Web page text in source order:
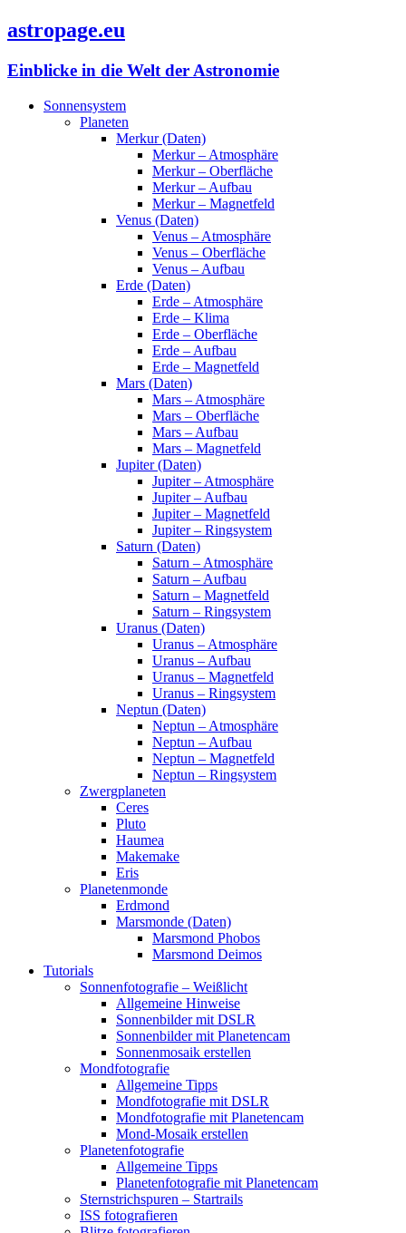
astropage.eu
Einblicke in die Welt der Astronomie
Sonnensystem
Planeten
Merkur (Daten)
Merkur – Atmosphäre
Merkur – Oberfläche
Merkur – Aufbau
Merkur – Magnetfeld
Venus (Daten)
Venus – Atmosphäre
Venus – Oberfläche
Venus – Aufbau
Erde (Daten)
Erde – Atmosphäre
Erde – Klima
Erde – Oberfläche
Erde – Aufbau
Erde – Magnetfeld
Mars (Daten)
Mars – Atmosphäre
Mars – Oberfläche
Mars – Aufbau
Mars – Magnetfeld
Jupiter (Daten)
Jupiter – Atmosphäre
Jupiter – Aufbau
Jupiter – Magnetfeld
Jupiter – Ringsystem
Saturn (Daten)
Saturn – Atmosphäre
Saturn – Aufbau
Saturn – Magnetfeld
Saturn – Ringsystem
Uranus (Daten)
Uranus – Atmosphäre
Uranus – Aufbau
Uranus – Magnetfeld
Uranus – Ringsystem
Neptun (Daten)
Neptun – Atmosphäre
Neptun – Aufbau
Neptun – Magnetfeld
Neptun – Ringsystem
Zwergplaneten
Ceres
Pluto
Haumea
Makemake
Eris
Planetenmonde
Erdmond
Marsmonde (Daten)
Marsmond Phobos
Marsmond Deimos
Tutorials
Sonnenfotografie – Weißlicht
Allgemeine Hinweise
Sonnenbilder mit DSLR
Sonnenbilder mit Planetencam
Sonnenmosaik erstellen
Mondfotografie
Allgemeine Tipps
Mondfotografie mit DSLR
Mondfotografie mit Planetencam
Mond-Mosaik erstellen
Planetenfotografie
Allgemeine Tipps
Planetenfotografie mit Planetencam
Sternstrichspuren – Startrails
ISS fotografieren